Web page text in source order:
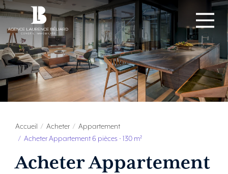
Accueil Acheter
Appartement
Acheter Appartement 6 pièces - 130 m²
Acheter Appartement